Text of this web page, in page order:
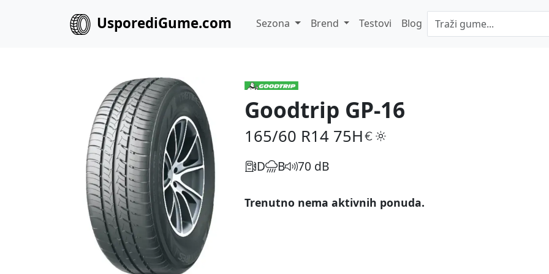
UsporediGume.com Sezona Brend Testovi Blog
Goodtrip GP-16
165/60 R14 75H
D B 70 dB
Trenutno nema aktivnih ponuda.